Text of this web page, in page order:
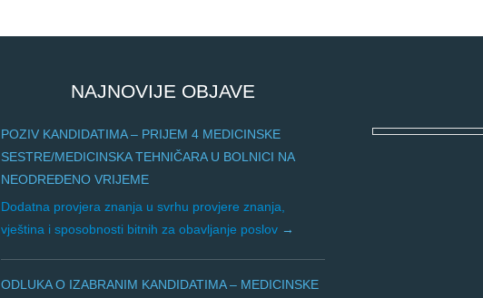
NAJNOVIJE OBJAVE
POZIV KANDIDATIMA – PRIJEM 4 MEDICINSKE
SESTRE/MEDICINSKA TEHNIČARA U BOLNICI NA
NEODREĐENO VRIJEME
Dodatna provjera znanja u svrhu provjere znanja,
vještina i sposobnosti bitnih za obavljanje poslov
ODLUKA O IZABRANIM KANDIDATIMA – MEDICINSKE